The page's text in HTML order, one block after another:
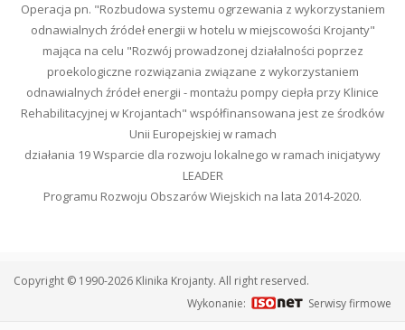
Operacja pn. "Rozbudowa systemu ogrzewania z wykorzystaniem
odnawialnych źródeł energii w hotelu w miejscowości Krojanty"
mająca na celu "Rozwój prowadzonej działalności poprzez
proekologiczne rozwiązania związane z wykorzystaniem
odnawialnych źródeł energii - montażu pompy ciepła przy Klinice
Rehabilitacyjnej w Krojantach" współfinansowana jest ze środków
Unii Europejskiej w ramach
działania 19 Wsparcie dla rozwoju lokalnego w ramach inicjatywy
LEADER
Programu Rozwoju Obszarów Wiejskich na lata 2014-2020.
Copyright © 1990-2026 Klinika Krojanty. All right reserved.
Wykonanie:
Serwisy firmowe